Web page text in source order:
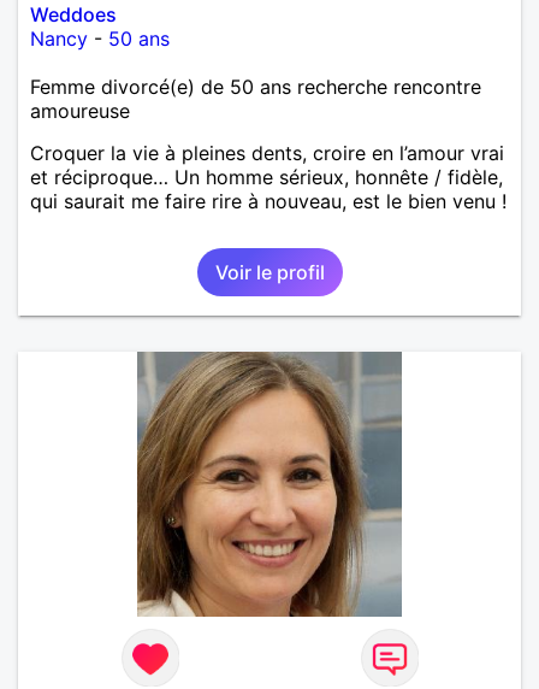
Weddoes
Nancy - 50 ans
Femme divorcé(e) de 50 ans recherche rencontre
amoureuse
Croquer la vie à pleines dents, croire en l’amour vrai
et réciproque… Un homme sérieux, honnête / fidèle,
qui saurait me faire rire à nouveau, est le bien venu !
Voir le profil